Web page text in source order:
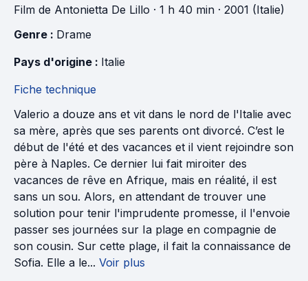
Film de Antonietta De Lillo · 1 h 40 min · 2001 (Italie)
Genre : Drame
Pays d'origine : Italie
Fiche technique
Valerio a douze ans et vit dans le nord de l'Italie avec
sa mère, après que ses parents ont divorcé. C’est le
début de l'été et des vacances et il vient rejoindre son
père à Naples. Ce dernier lui fait miroiter des
vacances de rêve en Afrique, mais en réalité, il est
sans un sou. Alors, en attendant de trouver une
solution pour tenir l'imprudente promesse, il l'envoie
passer ses journées sur Ia plage en compagnie de
son cousin. Sur cette plage, il fait la connaissance de
Sofia. Elle a le... Voir plus